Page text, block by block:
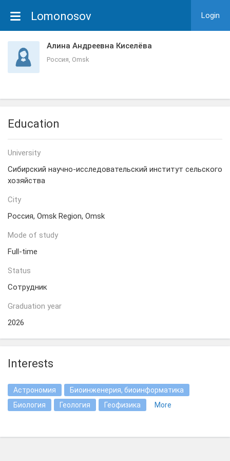
Lomonosov Login
Алина Андреевна Киселёва
Россия, Omsk
Education
University
Сибирский научно-исследовательский институт сельского
хозяйства
City
Россия, Omsk Region, Omsk
Mode of study
Full-time
Status
Сотрудник
Graduation year
2026
Interests
Астрономия
Биоинженерия, биоинформатика
Биология
Геология Геофизика More